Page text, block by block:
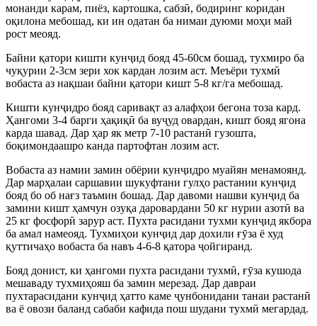
монанди карам, пиёз, картошка, сабзӣ, бодиринг коридан
оқилона мебошад, ки ин одатан ба нимаи дуюми моҳи май
рост меояд.
Байни қатори кишти кунҷид бояд 45-60см бошад, тухмиро ба
чуқурии 2-3см зери хок кардан лозим аст. Меъёри тухмӣ
вобаста аз нақшаи байни қатори кишт 5-8 кг/га мебошад.
Кишти кунҷидро бояд саривақт аз алафҳои бегона тоза кард.
Ҳангоми 3-4 барги ҳақиқӣ ба вуҷуд овардан, кишт бояд ягона
карда шавад. Дар ҳар як метр 7-10 растанӣ гузошта,
боқимондаашро канда партофтан лозим аст.
Вобаста аз намии замин обёрии кунҷидро муайян менамоянд.
Дар марҳалаи саршавии шукуфтани гулҳо растании кунҷид
бояд бо об нағз таъмин бошад. Дар давоми нашви кунҷид ба
замини кишт ҳамчун озуқа даровардани 50 кг нурии азотӣ ва
25 кг фосфорӣ зарур аст. Пухта расидани тухми кунҷид якбора
ба амал намеояд. Тухмиҳои кунҷид дар дохили ғӯза ё худ
қуттичаҳо вобаста ба навъ 4-6-8 қатора ҷойгиранд.
Бояд донист, ки ҳангоми пухта расидани тухмӣ, ғӯза кушода
мешаваду тухмиҳояш ба замин мерезад. Дар давраи
пухтарасидани кунҷид ҳатто каме ҷунбонидани танаи растанӣ
ва ё овози баланд сабаби кафида пош шудани тухмӣ мегардад.